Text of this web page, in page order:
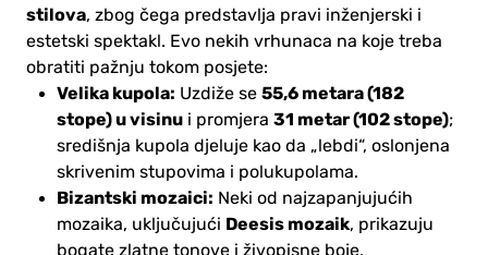
stilova, zbog čega predstavlja pravi inženjerski i
estetski spektakl. Evo nekih vrhunaca na koje treba
obratiti pažnju tokom posjete:
Velika kupola: Uzdiže se 55,6 metara (182
stope) u visinu i promjera 31 metar (102 stope);
središnja kupola djeluje kao da „lebdi“, oslonjena
skrivenim stupovima i polukupolama.
Bizantski mozaici: Neki od najzapanjujućih
mozaika, uključujući Deesis mozaik, prikazuju
bogate zlatne tonove i živopisne boje,